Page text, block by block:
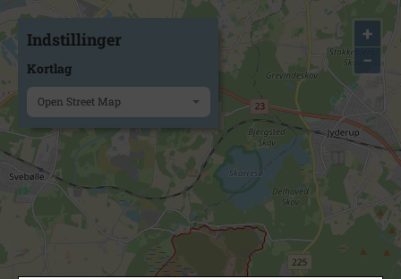
+
−
Indstillinger
Kortlag
Open Street Map